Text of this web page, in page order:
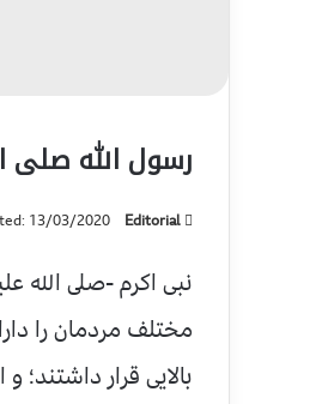
رسول الله صلی
Editorial
13/03/2020
نبی اکرم -صلى الله
مختلف مردمان را
بالایی قرار